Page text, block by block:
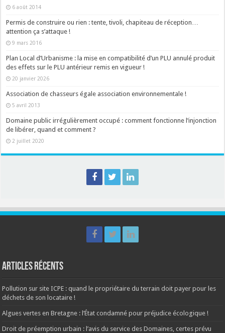
6 août 2014
Permis de construire ou rien : tente, tivoli, chapiteau de réception…
attention ça s’attaque !
9 mars 2016
Plan Local d’Urbanisme : la mise en compatibilité d’un PLU annulé produit
des effets sur le PLU antérieur remis en vigueur !
20 janvier 2026
Association de chasseurs égale association environnementale !
5 avril 2013
Domaine public irrégulièrement occupé : comment fonctionne l’injonction
de libérer, quand et comment ?
2 juillet 2020
Articles récents
Pollution sur site ICPE : quand le propriétaire du terrain doit payer pour les
déchets de son locataire !
Algues vertes en Bretagne : l’État condamné pour préjudice écologique !
Droit de préemption urbain : l’avis du service des Domaines, certes prévu